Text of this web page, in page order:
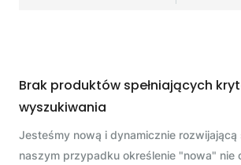
Brak produktów spełniających
wyszukiwania
Jesteśmy nową i dynamicznie rozwijającą
naszym przypadku określenie "nowa" nie